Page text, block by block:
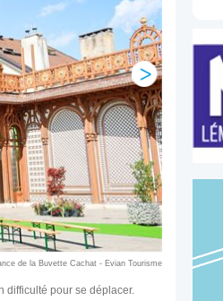
de la Buvette Cachat - Evian Tourisme
difficulté pour se déplacer.